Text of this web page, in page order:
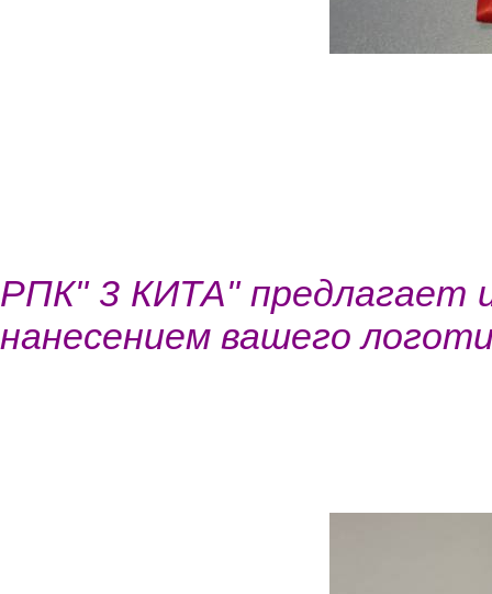
РПК" 3 КИТА" предлагает
нанесением вашего